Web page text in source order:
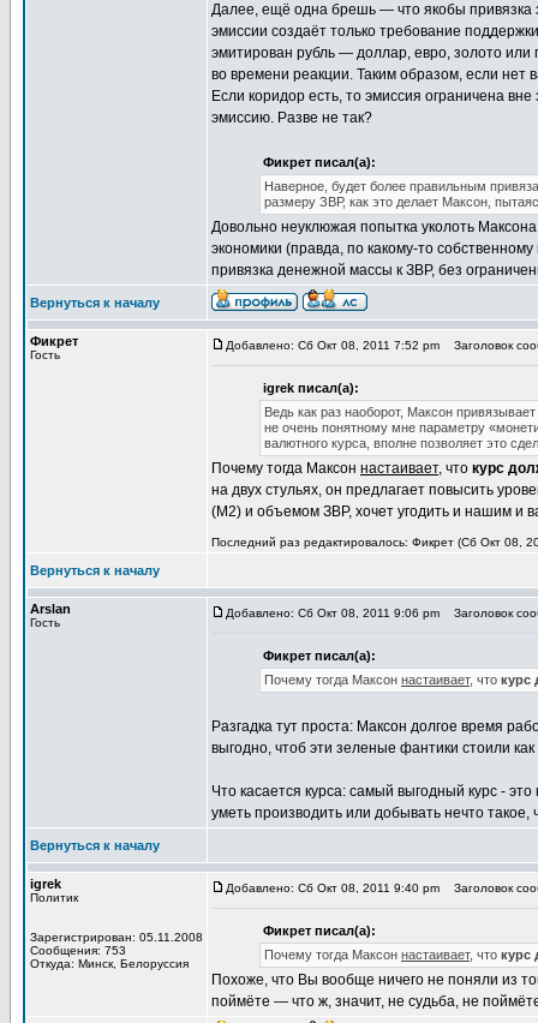
Далее, ещё одна брешь — что якобы привязка
эмиссии создаёт только требование
эмитирован рубль — доллар, евро, золото или
во времени реакции. Таким образом, если нет
Если коридор есть, то эмиссия ограничена
эмиссию. Разве не так?
Фикрет писал(а):
Наверное, будет более правильным
размеру ЗВР, как это делает Максон,
Довольно неуклюжая попытка уколоть
экономики (правда, по какому-то
привязка денежной массы к ЗВР, без
Вернуться к началу
Фикрет
Гость
Добавлено: Сб Окт 08, 2011 7:52 pm Заголовок
igrek писал(а):
Ведь как раз наоборот, Максон
не очень понятному мне параметру
валютного курса, вполне позволяет это
Почему тогда Максон настаивает, что курс
на двух стульях, он предлагает повысить
(М2) и объемом ЗВР, хочет угодить и нашим и
Последний раз редактировалось: Фикрет (Сб Окт 08,
Вернуться к началу
Arslan
Гость
Добавлено: Сб Окт 08, 2011 9:06 pm Заголовок
Фикрет писал(а):
Почему тогда Максон настаивает, что курс
Разгадка тут проста: Максон долгое время
выгодно, чтоб эти зеленые фантики стоили
Что касается курса: самый выгодный курс -
уметь производить или добывать нечто такое,
Вернуться к началу
igrek
Политик
Зарегистрирован: 05.11.2008
Сообщения: 753
Откуда: Минск, Белоруссия
Добавлено: Сб Окт 08, 2011 9:40 pm Заголовок
Фикрет писал(а):
Почему тогда Максон настаивает, что курс
Похоже, что Вы вообще ничего не поняли из
поймёте — что ж, значит, не судьба, не